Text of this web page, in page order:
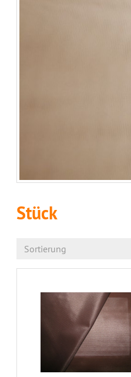
Stück
Sortierung